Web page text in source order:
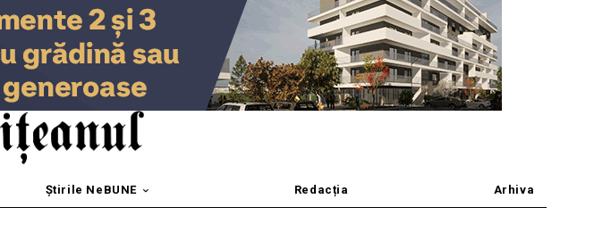
Știrile NeBUNE Redacția Arhiva